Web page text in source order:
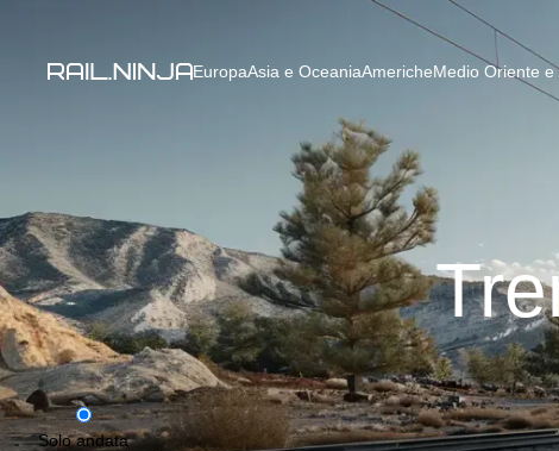
EuropaAsia e OceaniaAmericheMedio Oriente e
Solo andata